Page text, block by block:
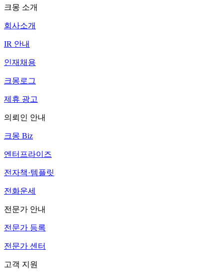
크몽 소개
회사소개
IR 안내
인재채용
크몽로그
제휴 광고
의뢰인 안내
크몽 Biz
엔터프라이즈
전자책·템플릿
전화운세
전문가 안내
전문가 등록
전문가 센터
고객 지원